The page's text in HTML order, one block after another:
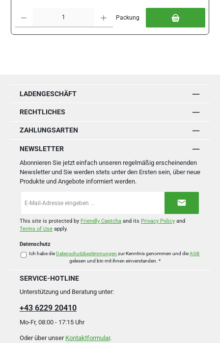
Packung
LADENGESCHÄFT
RECHTLICHES
ZAHLUNGSARTEN
NEWSLETTER
Abonnieren Sie jetzt einfach unseren regelmäßig erscheinenden
Newsletter und Sie werden stets unter den Ersten sein, über neue
Produkte und Angebote informiert werden.
Mail-
*
This site is protected by Friendly Captcha and its Privacy Policy and
Terms of Use apply.
Datenschutz
Ich habe dieDatenschutzbestimmungen zur Kenntnis genommen und dieAGB
gelesen und bin mit ihnen einverstanden. *
SERVICE-HOTLINE
Unterstützung und Beratung unter:
+43 6229 20410
Mo-Fr, 08:00 - 17:15 Uhr
Oder über unser Kontaktformular.